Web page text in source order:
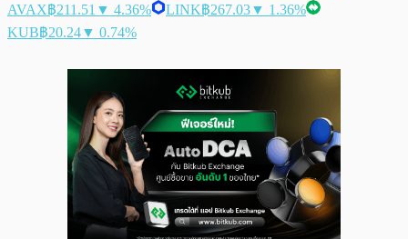
AVAX฿211.51 ▼ 4.36% LINK฿267.03▼ 1.36%
KUB฿20.24▼ 0.74%